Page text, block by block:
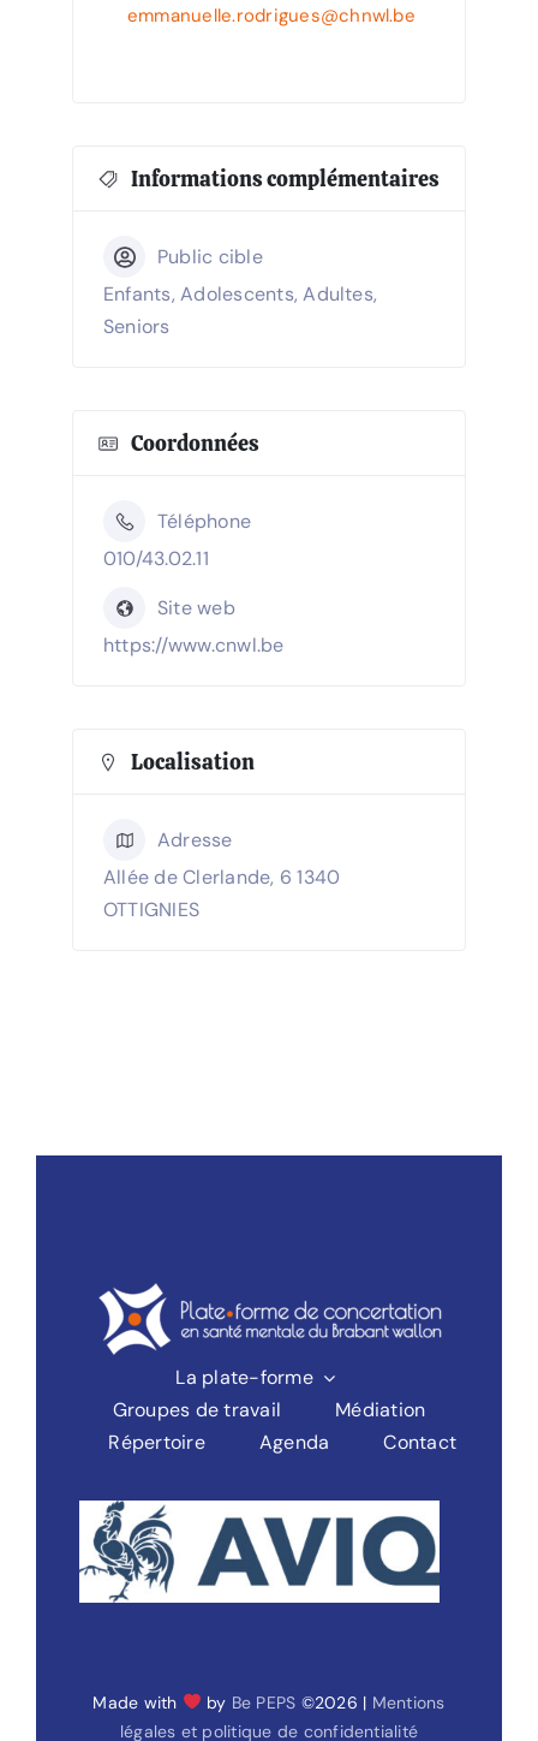
emmanuelle.rodrigues@chnwl.be
Informations complémentaires
Public cible
Enfants, Adolescents, Adultes,
Seniors
Coordonnées
Téléphone
010/43.02.11
Site web
https://www.cnwl.be
Localisation
Adresse
Allée de Clerlande, 6 1340
OTTIGNIES
La plate-forme
Groupes de travail
Médiation
Répertoire
Agenda Contact
Made with by Be PEPS ©2026 | Mentions
légales et politique de confidentialité